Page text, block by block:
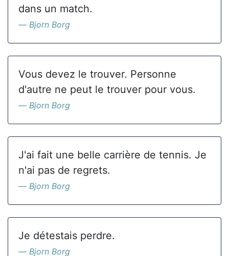
dans un match.
Bjorn Borg
Vous devez le trouver. Personne
d'autre ne peut le trouver pour vous.
Bjorn Borg
J'ai fait une belle carrière de tennis. Je
n'ai pas de regrets.
Bjorn Borg
Je détestais perdre.
Bjorn Borg